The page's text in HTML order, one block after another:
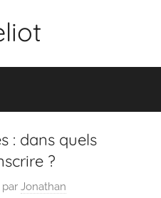
: dans quels
?
par Jonathan